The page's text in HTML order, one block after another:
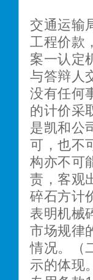
交通运输
工程价款
案一认定
与答辩人
没有任何
的计价采
是凯和公
可，也不
构亦不可
责，客观
碎石方计
表明机械
市场规律
情况。（
示的体现